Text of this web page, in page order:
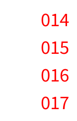
014
015
016
017